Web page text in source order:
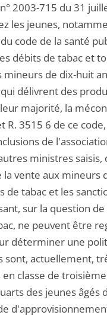
2003-715 du 31
les jeunes,
code de la santé
débits de tabac et
de dix-huit
délivrent des
majorité, la
3515 6 de ce
de
ministres
vente aux mineurs
tabac et les
sur la question
ne peuvent être
déterminer une
sont, actuellement,
classe de
des jeunes âgés